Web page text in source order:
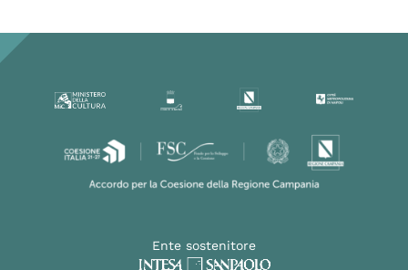
Ente sostenitore